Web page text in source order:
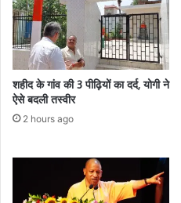
शहीद के गांव की 3 पीढ़ियों का दर्द, योगी ने
ऐसे बदली तस्वीर
2 hours ago